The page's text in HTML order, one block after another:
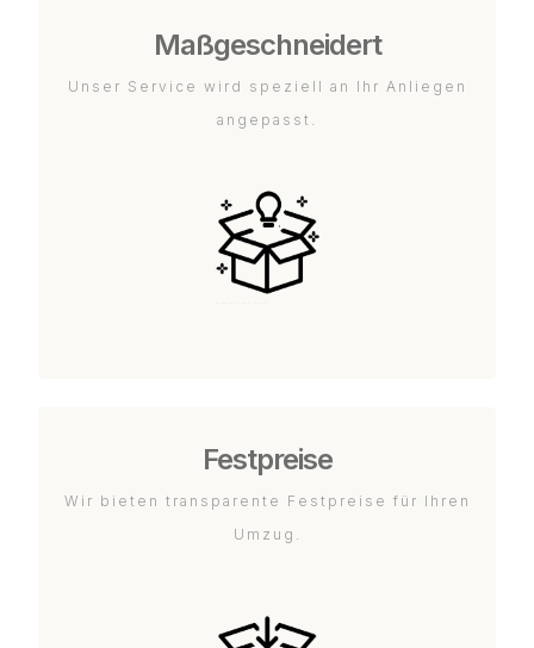
Maßgeschneidert
Unser Service wird speziell an Ihr Anliegen
angepasst.
Festpreise
Wir bieten transparente Festpreise für Ihren
Umzug.